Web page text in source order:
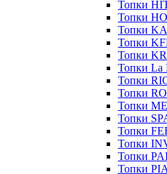
Топки
Топки
Топки
Топки
Топки
Топки La
Топки
Топки
Топки
Топки
Топки
Топки
Топки
Топки